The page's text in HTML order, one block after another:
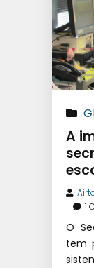
A
1
O
tem